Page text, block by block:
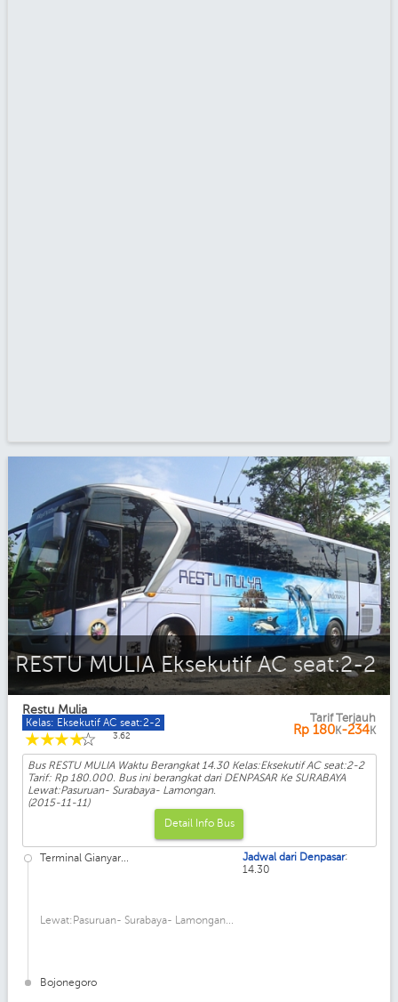
RESTU MULIA Eksekutif AC seat:2-2
Restu Mulia
Kelas: Eksekutif AC seat:2-2
☆
☆
☆
☆
☆ 3.62
Tarif Terjauh
Rp 180K-234K
Bus RESTU MULIA Waktu Berangkat 14.30 Kelas:Eksekutif AC seat:2-2
Tarif: Rp 180.000. Bus ini berangkat dari DENPASAR Ke SURABAYA
Lewat:Pasuruan- Surabaya- Lamongan.
(2015-11-11)
Detail Info Bus
Terminal Gianyar...
Lewat:Pasuruan- Surabaya- Lamongan...
Bojonegoro
Jadwal dari Denpasar:
14.30